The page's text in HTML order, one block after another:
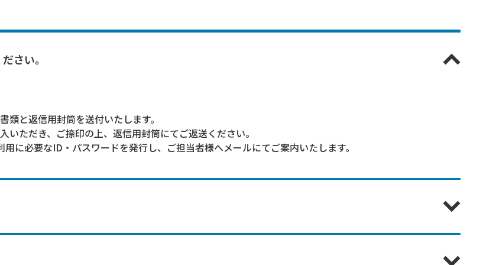
さい。
と返信用封筒を送付いたします。
ただき、ご捺印の上、返信用封筒にてご返送ください。
に必要なID・パスワードを発行し、ご担当者様へメールにてご案内いたします。